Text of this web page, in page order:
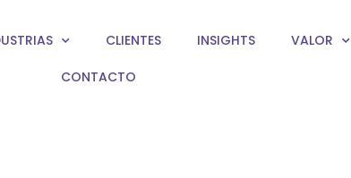
CLIENTES INSIGHTS VALOR
CONTACTO